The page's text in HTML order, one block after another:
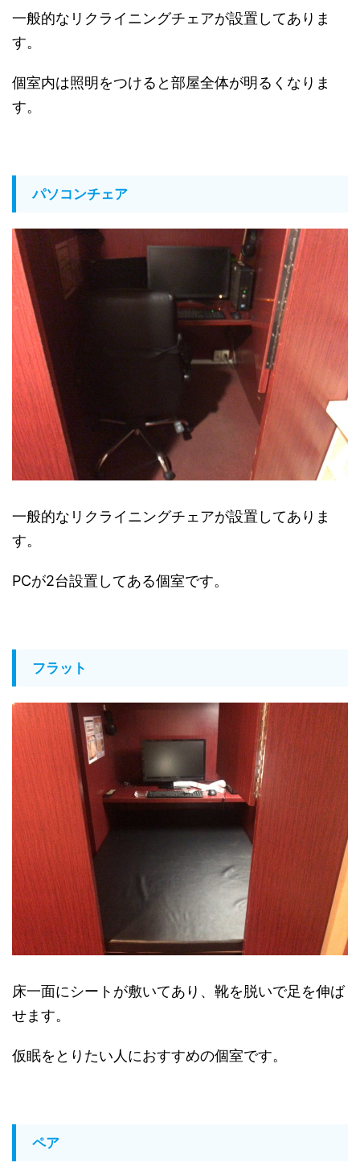
一般的なリクライニングチェアが設置してありま
す。
個室内は照明をつけると部屋全体が明るくなりま
す。
パソコンチェア
一般的なリクライニングチェアが設置してありま
す。
PCが2台設置してある個室です。
フラット
床一面にシートが敷いてあり、靴を脱いで足を伸ば
せます。
仮眠をとりたい人におすすめの個室です。
ペア